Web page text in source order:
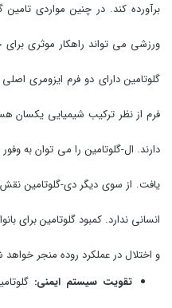
برآورده کند. در چنین مواردی
ورزشی می تواند راهکار موثری برای
گلوتامین دارای دو فرم ایزومری
فرم از نظر ترکیب شیمیایی یکسان
دارند. ال-گلوتامین را می توان به
یافت. از سوی دیگر دی-گلوتامین
انسانی ندارد. کمبود گلوتامین برای
و اختلال در عملکرد روده منجر
تقویت سیستم ایمنی: